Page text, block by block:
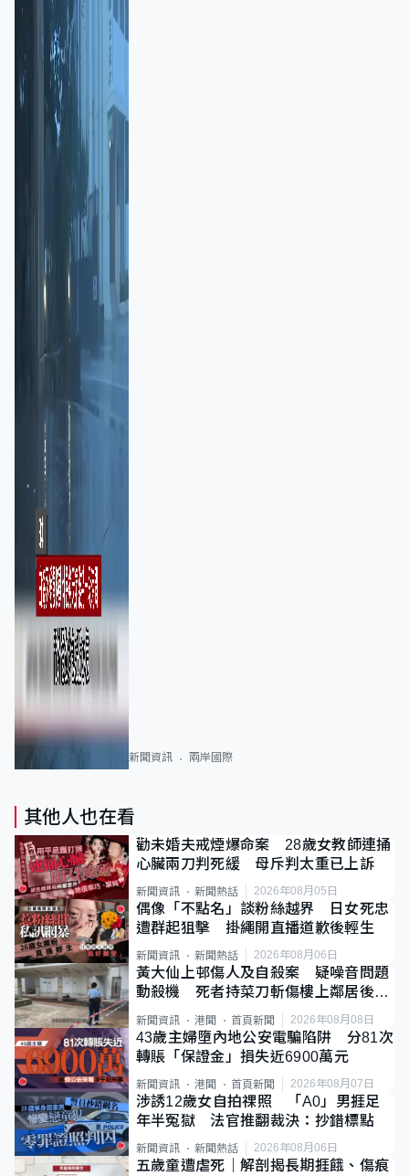
新聞資訊 兩岸國際
其他人也在看
勸未婚夫戒煙爆命案 28歲女教師連捅
心臟兩刀判死緩 母斥判太重已上訴
新聞資訊 新聞熱話 2026年08月05日
偶像「不點名」談粉絲越界 日女死忠
遭群起狙擊 掛繩開直播道歉後輕生
新聞資訊 新聞熱話 2026年08月06日
黃大仙上邨傷人及自殺案 疑噪音問題
動殺機 死者持菜刀斬傷樓上鄰居後墮
新聞資訊 港聞 首頁新聞 2026年08月08日
43歲主婦墮內地公安電騙陷阱 分81次
轉賬「保證金」損失近6900萬元
新聞資訊 港聞 首頁新聞 2026年08月07日
涉誘12歲女自拍祼照 「A0」男捱足
年半冤獄 法官推翻裁決：抄錯標點
新聞資訊 新聞熱話 2026年08月06日
五歲童遭虐死｜解剖揭長期捱餓、傷痕